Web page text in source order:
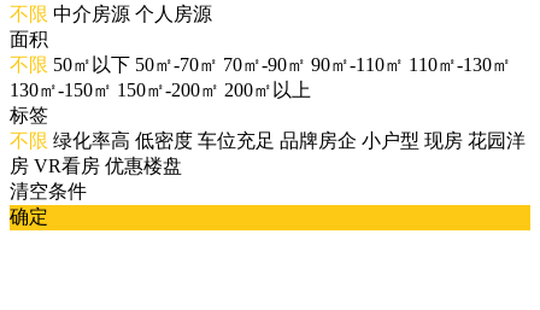
不限 中介房源 个人房源
面积
不限 50㎡以下 50㎡-70㎡ 70㎡-90㎡ 90㎡-110㎡ 110㎡-130㎡
130㎡-150㎡ 150㎡-200㎡ 200㎡以上
标签
不限 绿化率高 低密度 车位充足 品牌房企 小户型 现房 花园洋
房 VR看房 优惠楼盘
清空条件
确定